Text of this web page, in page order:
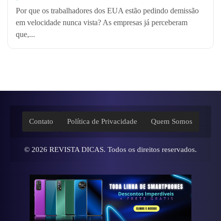
Por que os trabalhadores dos EUA estão pedindo demissão
em velocidade nunca vista? As empresas já perceberam
que,...
Contato Política de Privacidade Quem Somos
© 2026 REVISTA DICAS. Todos os direitos reservados.